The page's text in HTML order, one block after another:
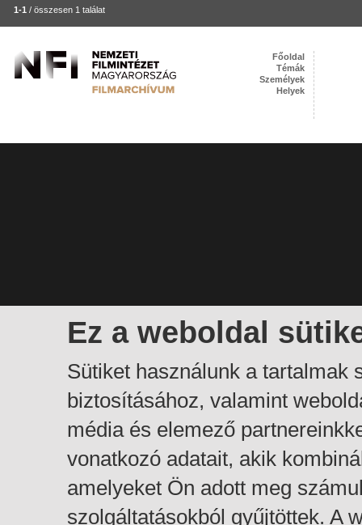
1-1 / összesen 1 találat
Ez a weboldal
Sütiket használunk a tartalmak
biztosításához, valamint
média és elemező
vonatkozó adatait, akik
amelyeket Ön adott meg
szolgáltatásokból gyűjtöttek. A
Főoldal
Témák
Személyek
Helyek